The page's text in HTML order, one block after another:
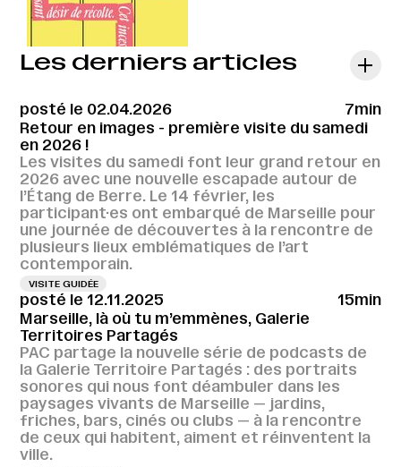
Les derniers articles
posté le 02.04.2026
7min
Retour en images - première visite du samedi
en 2026 !
Les visites du samedi font leur grand retour en
2026 avec une nouvelle escapade autour de
l’Étang de Berre. Le 14 février, les
participant·es ont embarqué de Marseille pour
une journée de découvertes à la rencontre de
plusieurs lieux emblématiques de l’art
contemporain.
VISITE GUIDÉE
posté le 12.11.2025
15min
Marseille, là où tu m’emmènes, Galerie
Territoires Partagés
PAC partage la nouvelle série de podcasts de
la Galerie Territoire Partagés : des portraits
sonores qui nous font déambuler dans les
paysages vivants de Marseille — jardins,
friches, bars, cinés ou clubs — à la rencontre
de ceux qui habitent, aiment et réinventent la
ville.